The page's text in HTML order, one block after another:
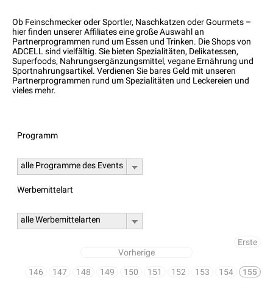
Ob Feinschmecker oder Sportler, Naschkatzen oder Gourmets –
hier finden unserer Affiliates eine große Auswahl an
Partnerprogrammen rund um Essen und Trinken. Die Shops von
ADCELL sind vielfältig. Sie bieten Spezialitäten, Delikatessen,
Superfoods, Nahrungsergänzungsmittel, vegane Ernährung und
Sportnahrungsartikel. Verdienen Sie bares Geld mit unseren
Partnerprogrammen rund um Spezialitäten und Leckereien und
vieles mehr.
Programm
alle Programme des Events
Werbemittelart
alle Werbemittelarten
Erste
Vorherige
146
147 148 149 150 151 152 153 154 155